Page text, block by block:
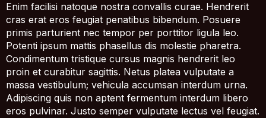
Enim facilisi natoque nostra convallis curae. Hendrerit
cras erat eros feugiat penatibus bibendum. Posuere
primis parturient nec tempor per porttitor ligula leo.
Potenti ipsum mattis phasellus dis molestie pharetra.
Condimentum tristique cursus magnis hendrerit leo
proin et curabitur sagittis. Netus platea vulputate a
massa vestibulum; vehicula accumsan interdum urna.
Adipiscing quis non aptent fermentum interdum libero
eros pulvinar. Justo semper vulputate lectus vel feugiat.